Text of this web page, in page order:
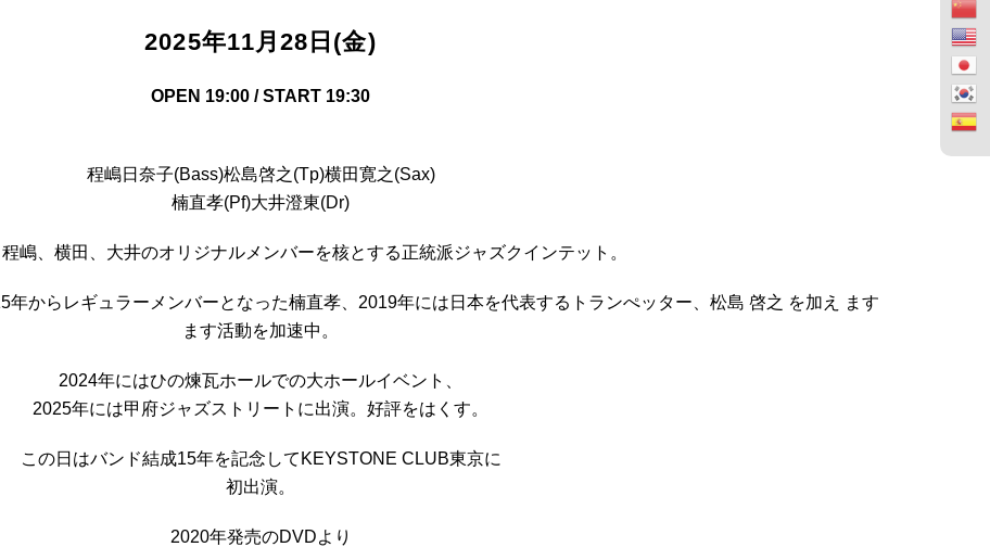
2025年11月28日(金)
OPEN 19:00 / START 19:30
程嶋日奈子(Bass)松島啓之(Tp)横田寛之(Sax)
楠直孝(Pf)大井澄東(Dr)
嶋、横田、大井のオリジナルメンバーを核とする正統派ジャズクインテット。
からレギュラーメンバーとなった楠直孝、2019年には日本を代表するトランぺッター、松島 啓之 を加え ます
ます活動を加速中。
2024年にはひの煉瓦ホールでの大ホールイベント、
2025年には甲府ジャズストリートに出演。好評をはくす。
この日はバンド結成15年を記念してKEYSTONE CLUB東京に
初出演。
2020年発売のDVDより